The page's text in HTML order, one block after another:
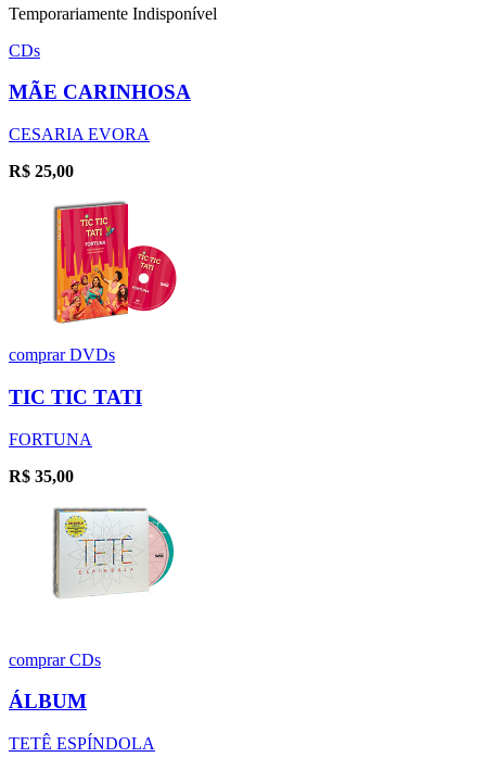
Temporariamente Indisponível
CDs
MÃE CARINHOSA
CESARIA EVORA
R$ 25,00
comprarDVDs
TIC TIC TATI
FORTUNA
R$ 35,00
comprarCDs
ÁLBUM
TETÊ ESPÍNDOLA